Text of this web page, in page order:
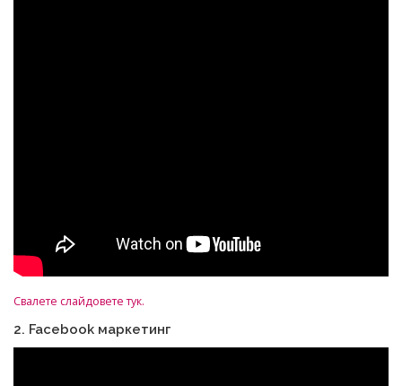
Свалете слайдовете тук.
2. Facebook маркетинг